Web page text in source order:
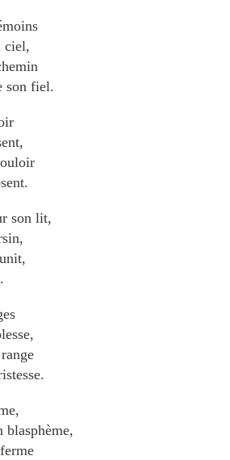
ciel,
son fiel.
son lit,
blasphème,